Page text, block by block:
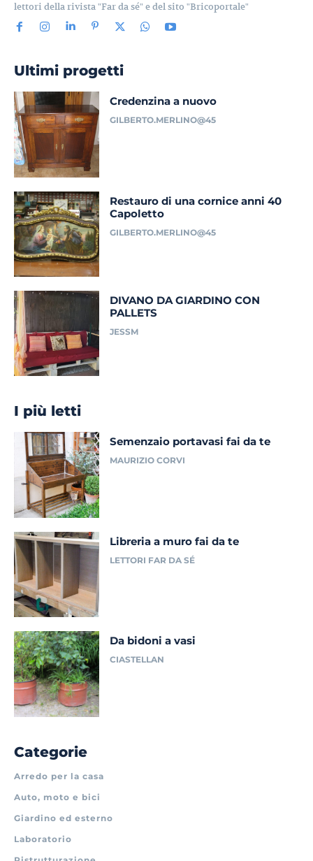
lettori della rivista "Far da sé" e del sito "Bricoportale"
Ultimi progetti
Credenzina a nuovo
GILBERTO.MERLINO@45
Restauro di una cornice anni 40
Capoletto
GILBERTO.MERLINO@45
DIVANO DA GIARDINO CON
PALLETS
JESSM
I più letti
Semenzaio portavasi fai da te
MAURIZIO CORVI
Libreria a muro fai da te
LETTORI FAR DA SÉ
Da bidoni a vasi
CIASTELLAN
Categorie
Arredo per la casa
Auto, moto e bici
Giardino ed esterno
Laboratorio